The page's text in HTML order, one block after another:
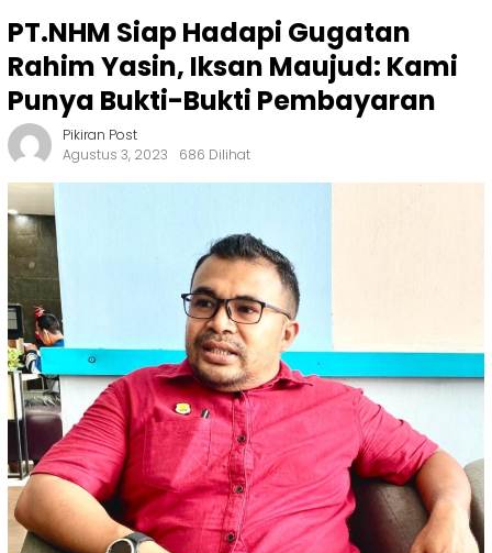
PT.NHM Siap Hadapi Gugatan
Rahim Yasin, Iksan Maujud: Kami
Punya Bukti-Bukti Pembayaran
Pikiran Post
Agustus 3, 2023
686 Dilihat